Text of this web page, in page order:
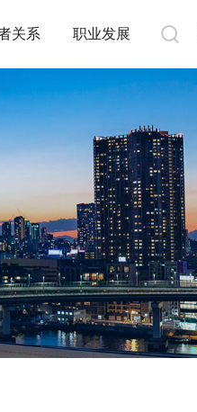
关系 职业发展